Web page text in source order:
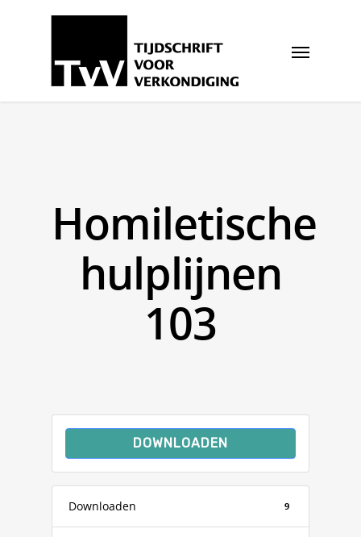
Homiletische
hulplijnen
103
DOWNLOADEN
Downloaden 9